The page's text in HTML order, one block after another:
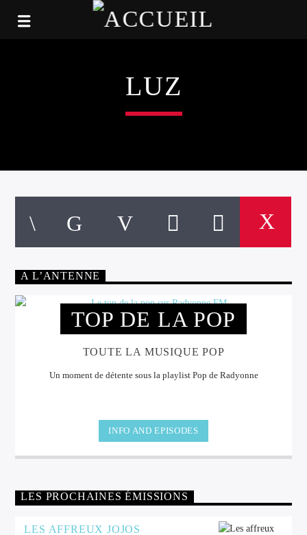
LUZ
A L’ANTENNE
TOP DE LA POP
TOUTE LA MUSIQUE POP
Un moment de détente sous la playlist Pop de Radyonne
INFO AND EPISODES
LES PROCHAINES ÉMISSIONS
LES AFFREUX JOJOS